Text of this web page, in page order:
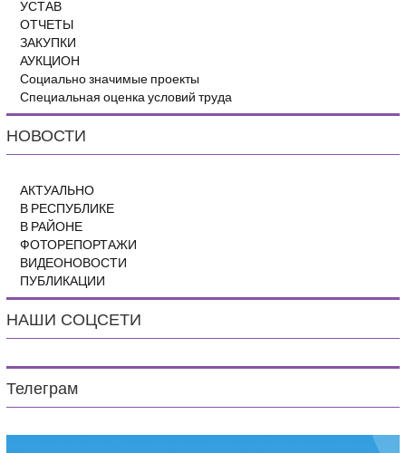
УСТАВ
ОТЧЕТЫ
ЗАКУПКИ
АУКЦИОН
Социально значимые проекты
Специальная оценка условий труда
НОВОСТИ
АКТУАЛЬНО
В РЕСПУБЛИКЕ
В РАЙОНЕ
ФОТОРЕПОРТАЖИ
ВИДЕОНОВОСТИ
ПУБЛИКАЦИИ
НАШИ СОЦСЕТИ
Телеграм